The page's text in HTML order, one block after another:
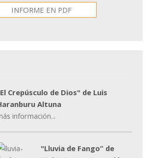
INFORME EN PDF
Crepúsculo de Dios" de Luis
Altuna
información...
"Lluvia de Fango” de